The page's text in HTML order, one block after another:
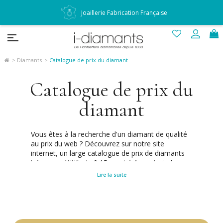
Diamants Catalogue de prix du diamant
Catalogue de prix du
diamant
Vous êtes à la recherche d'un diamant de qualité
au prix du web ? Découvrez sur notre site
internet, un large catalogue de prix de diamants
très compétitifs de 0,15 carat à 1 carat et plus...
La qualité de chacun de nos diamants du
mettons un point d'honneur à vous rendre le
Lire la suite
Joaillerie Fabrication Française